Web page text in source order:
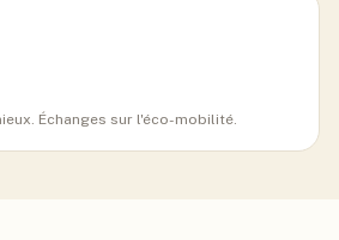
Échanges sur l'éco-mobilité.